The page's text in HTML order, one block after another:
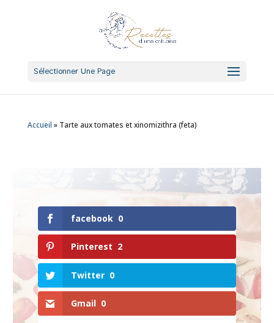
Sélectionner Une Page
Accueil » Tarte aux tomates et xinomizithra (feta)
facebook 0
Pinterest 2
Twitter 0
Gmail 0